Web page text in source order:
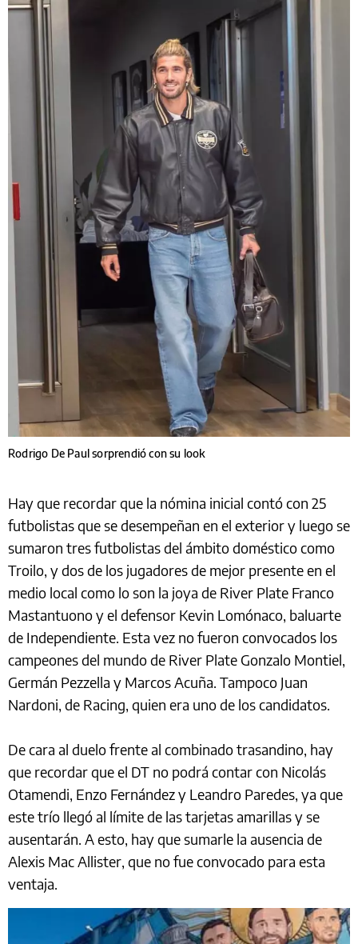
Rodrigo De Paul sorprendió con su look
Hay que recordar que la nómina inicial contó con 25
futbolistas que se desempeñan en el exterior y luego se
sumaron tres futbolistas del ámbito doméstico como
Troilo, y dos de los jugadores de mejor presente en el
medio local como lo son la joya de River Plate Franco
Mastantuono y el defensor Kevin Lomónaco, baluarte
de Independiente. Esta vez no fueron convocados los
campeones del mundo de River Plate Gonzalo Montiel,
Germán Pezzella y Marcos Acuña. Tampoco Juan
Nardoni, de Racing, quien era uno de los candidatos.
De cara al duelo frente al combinado trasandino, hay
que recordar que el DT no podrá contar con Nicolás
Otamendi, Enzo Fernández y Leandro Paredes, ya que
este trío llegó al límite de las tarjetas amarillas y se
ausentarán. A esto, hay que sumarle la ausencia de
Alexis Mac Allister, que no fue convocado para esta
ventaja.